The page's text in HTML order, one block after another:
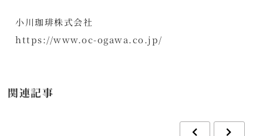
小川珈琲株式会社
https://www.oc-ogawa.co.jp/
関連記事